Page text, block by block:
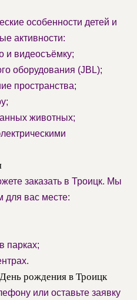
особенности детей и
активности:
и видеосъёмку;
оборудования (JBL);
пространства;
животных;
заказать в Троицк. Мы
для вас месте:
парках;
рождения в Троицк
или оставьте заявку